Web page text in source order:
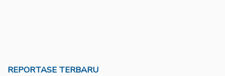
REPORTASE TERBARU